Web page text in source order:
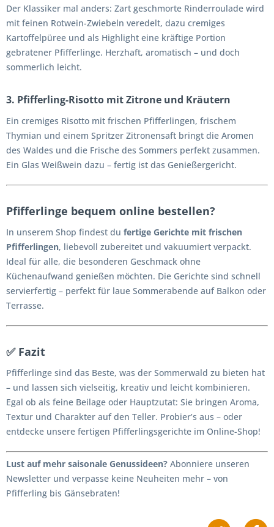
Der Klassiker mal anders: Zart geschmorte Rinderroulade wird
mit feinen Rotwein-Zwiebeln veredelt, dazu cremiges
Kartoffelpüree und als Highlight eine kräftige Portion
gebratener Pfifferlinge. Herzhaft, aromatisch – und doch
sommerlich leicht.
3. Pfifferling-Risotto mit Zitrone und Kräutern
Ein cremiges Risotto mit frischen Pfifferlingen, frischem
Thymian und einem Spritzer Zitronensaft bringt die Aromen
des Waldes und die Frische des Sommers perfekt zusammen.
Ein Glas Weißwein dazu – fertig ist das Genießergericht.
Pfifferlinge bequem online bestellen?
In unserem Shop findest du fertige Gerichte mit frischen
Pfifferlingen, liebevoll zubereitet und vakuumiert verpackt.
Ideal für alle, die besonderen Geschmack ohne
Küchenaufwand genießen möchten. Die Gerichte sind schnell
servierfertig – perfekt für laue Sommerabende auf Balkon oder
Terrasse.
✅ Fazit
Pfifferlinge sind das Beste, was der Sommerwald zu bieten hat
– und lassen sich vielseitig, kreativ und leicht kombinieren.
Egal ob als feine Beilage oder Hauptzutat: Sie bringen Aroma,
Textur und Charakter auf den Teller. Probier’s aus – oder
entdecke unsere fertigen Pfifferlingsgerichte im Online-Shop!
Lust auf mehr saisonale Genussideen? Abonniere unseren
Newsletter und verpasse keine Neuheiten mehr – von
Pfifferling bis Gänsebraten!